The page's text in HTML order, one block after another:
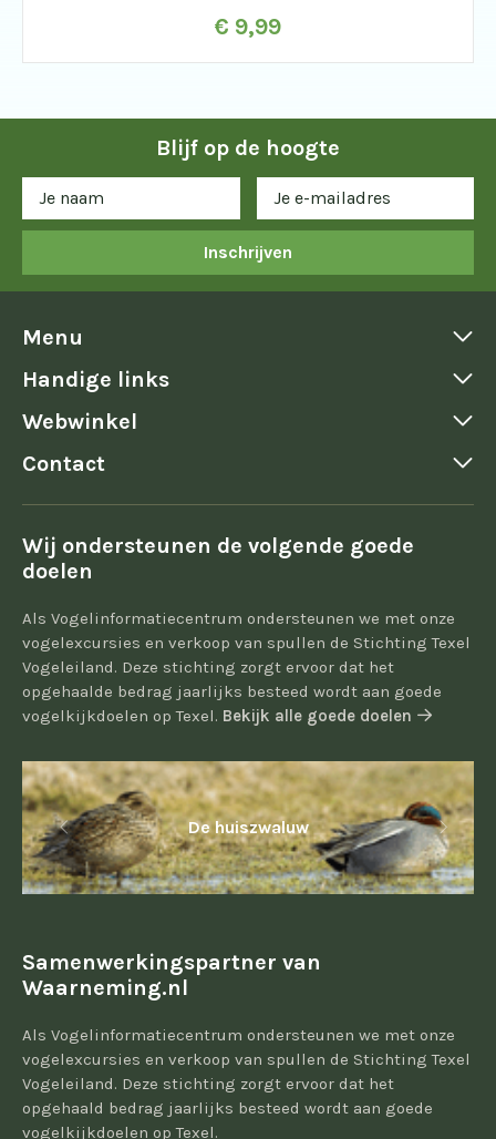
€ 9,99
Blijf op de hoogte
Inschrijven
Menu
Handige links
Webwinkel
Contact
Wij ondersteunen de volgende goede
doelen
Als Vogelinformatiecentrum ondersteunen we met onze
vogelexcursies en verkoop van spullen de Stichting Texel
Vogeleiland. Deze stichting zorgt ervoor dat het
opgehaalde bedrag jaarlijks besteed wordt aan goede
vogelkijkdoelen op Texel. Bekijk alle goede doelen
De huiszwaluw
Samenwerkingspartner van
Waarneming.nl
Als Vogelinformatiecentrum ondersteunen we met onze
vogelexcursies en verkoop van spullen de Stichting Texel
Vogeleiland. Deze stichting zorgt ervoor dat het
opgehaald bedrag jaarlijks besteed wordt aan goede
vogelkijkdoelen op Texel.